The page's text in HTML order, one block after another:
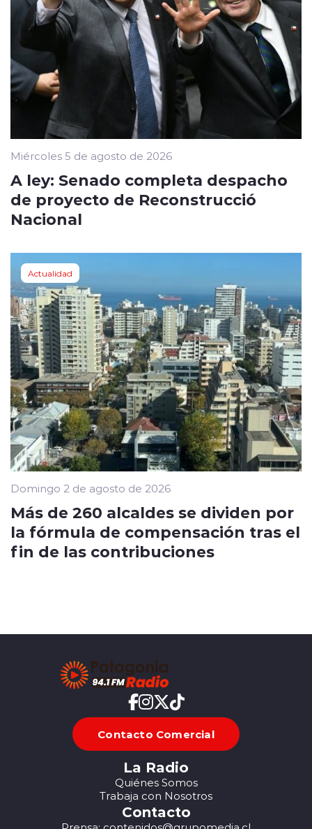
Miércoles 5 de agosto de 2026
A ley: Senado completa despacho
de proyecto de Reconstrucció
Nacional
Actualidad
Domingo 2 de agosto de 2026
Más de 260 alcaldes se dividen por
la fórmula de compensación tras el
fin de las contribuciones
Contacto Comercial
La Radio
Quiénes Somos
Trabaja con Nosotros
Contacto